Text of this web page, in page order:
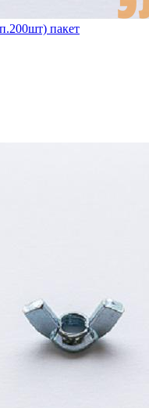
пакет